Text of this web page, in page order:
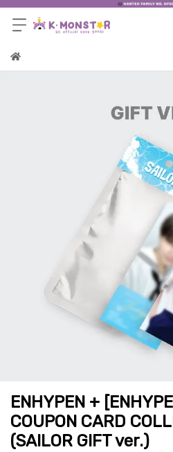
ENHYPEN +
COUPON CARD
(SAILOR GIFT ver.)